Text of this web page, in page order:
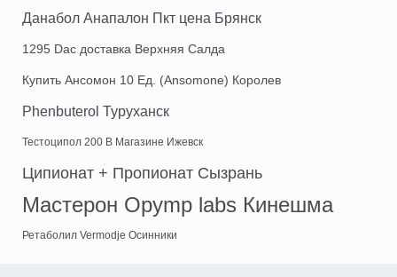
Данабол Анапалон Пкт цена Брянск
1295 Dac доставка Верхняя Салда
Купить Ансомон 10 Ед. (Ansomone) Королев
Phenbuterol Туруханск
Тестоципол 200 В Магазине Ижевск
Ципионат + Пропионат Сызрань
Мастерон Opymp labs Кинешма
Ретаболил Vermodje Осинники